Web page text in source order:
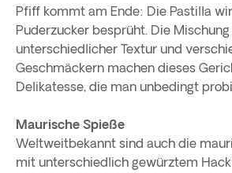
Pfiff kommt am Ende: Die Pastilla
Puderzucker besprüht. Die Mischung
unterschiedlicher Textur und
Geschmäckern machen dieses
Delikatesse, die man unbedingt
Maurische Spieße
Weltweitbekannt sind auch die
mit unterschiedlich gewürztem